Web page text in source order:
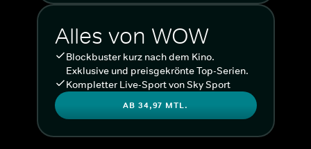
Alles von WOW
Blockbuster kurz nach dem Kino.
Exklusive und preisgekrönte Top-Serien.
Kompletter Live-Sport von Sky Sport
AB 34,97 MTL.